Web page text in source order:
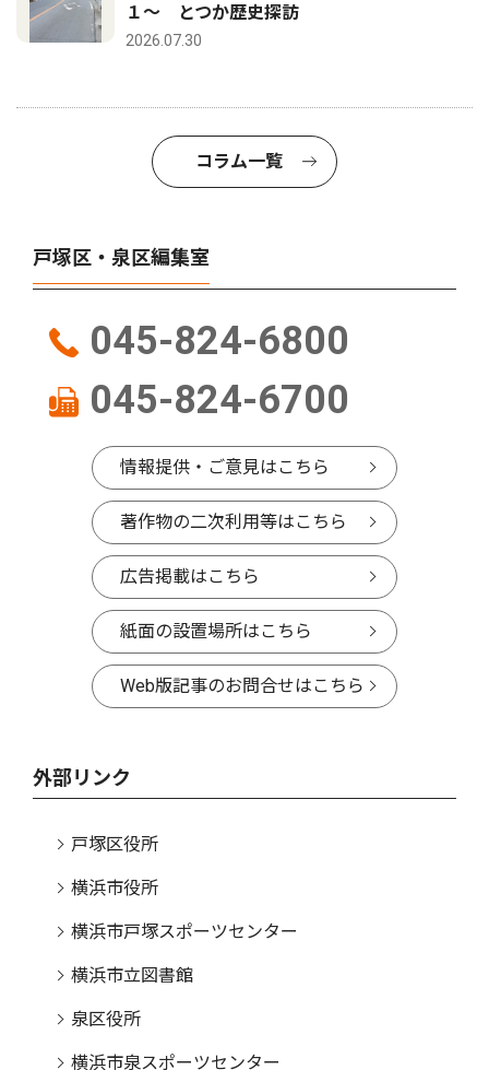
１〜 とつか歴史探訪
2026.07.30
コラム一覧
戸塚区・泉区編集室
045-824-6800
045-824-6700
情報提供・ご意見はこちら
著作物の二次利用等はこちら
広告掲載はこちら
紙面の設置場所はこちら
Web版記事のお問合せはこちら
外部リンク
戸塚区役所
横浜市役所
横浜市戸塚スポーツセンター
横浜市立図書館
泉区役所
横浜市泉スポーツセンター